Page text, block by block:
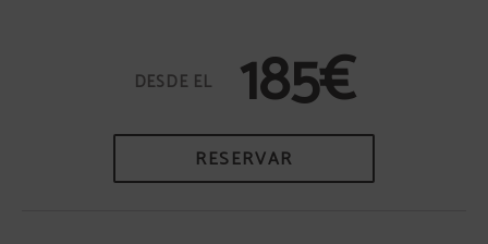
185€
RESERVAR